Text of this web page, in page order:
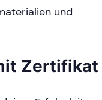
und
Zertifikat